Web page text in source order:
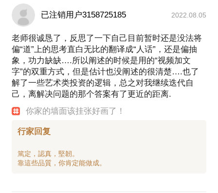
营、基金管理的系统产业链，在相对范围里为艺术
家、收藏家和艺术机构提供系统解决方案。
每年有四分之一的时间在旅行，参加了中国最好的非
职业话剧社演演戏剧社，我一直坚信一个高效能的团
队，力量远大于一个优质的个体。不断尝试跨界合
已注销用户3158725185 2022.08.05
老师很诚恳了，反思了一下自己目前暂时还是没法将
偏“道”上的思考直白无比的翻译成“人话”，还是偏抽
象，功力缺缺….所以阐述的时候是用的“视频加文
字”的双重方式，但是估计也没阐述的很清楚….也了
解了一些艺术类投资的逻辑，总之对我继续迭代自
己，离解决问题的那个答案有了更近的距离.
你家的墙面该挂张好画了！
行家回复
篤定，認真，堅韌。